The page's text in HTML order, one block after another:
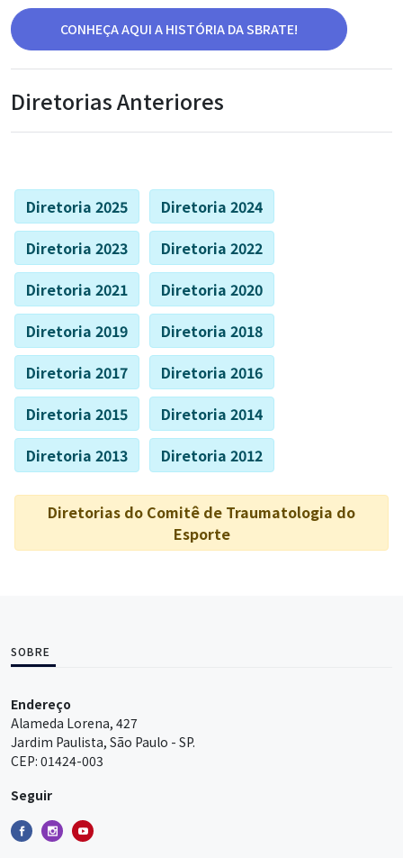
CONHEÇA AQUI A HISTÓRIA DA SBRATE!
Diretorias Anteriores
Diretoria 2025
Diretoria 2024
Diretoria 2023
Diretoria 2022
Diretoria 2021
Diretoria 2020
Diretoria 2019
Diretoria 2018
Diretoria 2017
Diretoria 2016
Diretoria 2015
Diretoria 2014
Diretoria 2013
Diretoria 2012
Diretorias do Comitê de Traumatologia do
Esporte
SOBRE
Endereço
Alameda Lorena, 427
Jardim Paulista, São Paulo - SP.
CEP: 01424-003
Seguir